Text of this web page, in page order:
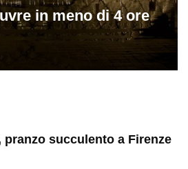
in meno di 4 ore
pranzo succulento a Firenze